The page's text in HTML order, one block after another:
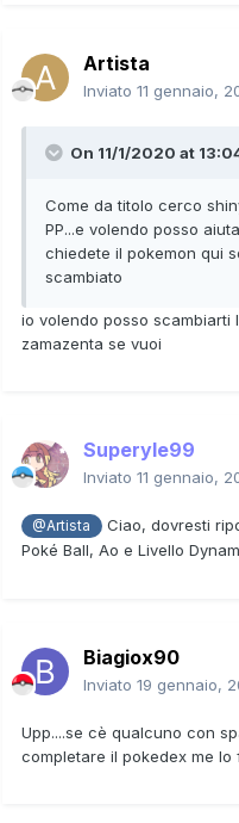
Artista
Inviato 11 gennaio,
On 11/1/2020 at
Come da titolo cerco
PP...e volendo posso
chiedete il pokemon qui
scambiato
io volendo posso scambiarti
zamazenta se vuoi
Superyle99
Inviato 11 gennaio,
@Artista
Ciao, dovresti
Poké Ball, Ao e Livello
Biagiox90
Inviato 19 gennaio,
Upp....se cè qualcuno con
completare il pokedex me